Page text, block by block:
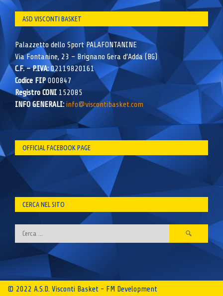
ASD VISCONTI BASKET
Palazzetto dello Sport PALAFONTANINE
Via Fontanine, 23 – Brignano Gera d’Adda (BG)
C.F. – P.IVA:02119820161
Codice FIP000847
Registro CONI 152085
INFO GENERALI: info@viscontibasket.com
OFFICIAL FACEBOOK PAGE
CERCA NEL SITO
Ricerca
per:
© 2022 A.S.D. Visconti Basket - FM Development